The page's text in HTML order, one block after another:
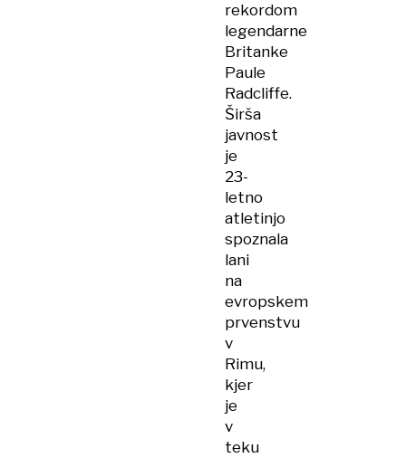
rekordom
legendarne
Britanke
Paule
Radcliffe.
Širša
javnost
je
23-
letno
atletinjo
spoznala
lani
na
evropskem
prvenstvu
v
Rimu,
kjer
je
v
teku